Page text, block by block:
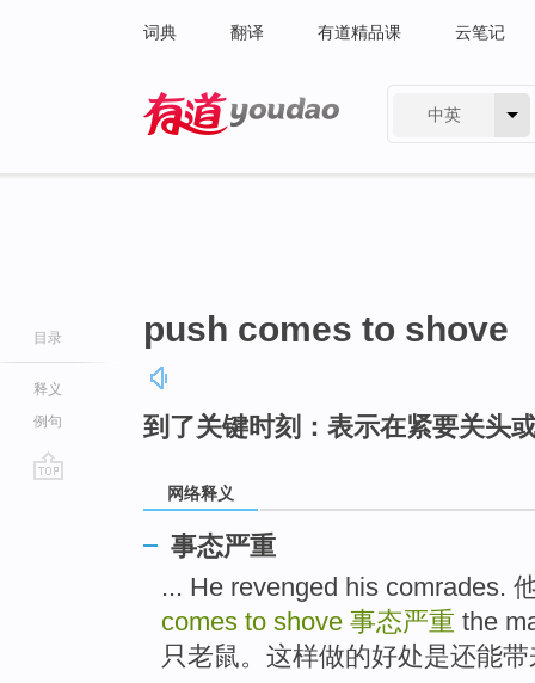
词典 翻译 有道精品课 云笔记
中英
目录
释义
例句
push comes to shove
到了关键时刻：表示在紧要关头
网络释义
事态严重
... He revenged his comrades.
comes to shove 事态严重 the
只老鼠。这样做的好处是还能